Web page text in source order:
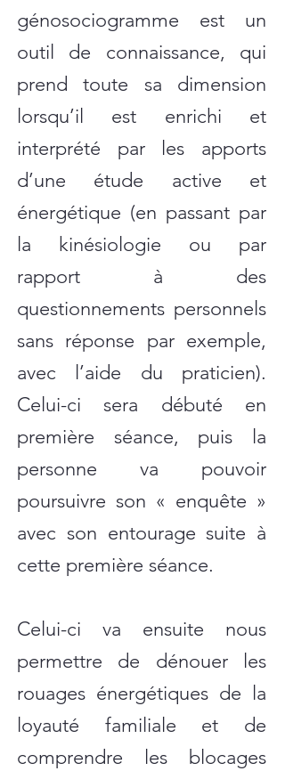
génosociogramme est un
outil de connaissance, qui
prend toute sa dimension
lorsqu’il est enrichi et
interprété par les apports
d’une étude active et
énergétique (en passant par
la kinésiologie ou par
rapport à des
questionnements personnels
sans réponse par exemple,
avec l’aide du praticien).
Celui-ci sera débuté en
première séance, puis la
personne va pouvoir
poursuivre son « enquête »
avec son entourage suite à
cette première séance.​​
Celui-ci va ensuite nous
permettre de dénouer les
rouages énergétiques de la
loyauté familiale et de
comprendre les blocages